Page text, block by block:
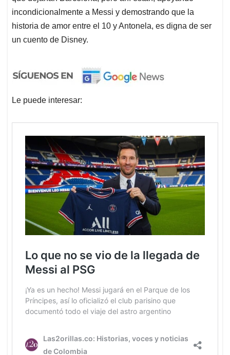
incondicionalmente a Messi y demostrando que la
historia de amor entre el 10 y Antonela, es digna de ser
un cuento de Disney.
Le puede interesar: